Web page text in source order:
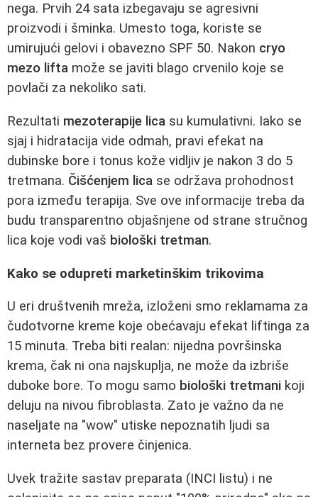
nega. Prvih 24 sata izbegavaju se agresivni
proizvodi i šminka. Umesto toga, koriste se
umirujući gelovi i obavezno SPF 50. Nakon cryo
mezo lifta može se javiti blago crvenilo koje se
povlači za nekoliko sati.
Rezultati mezoterapije lica su kumulativni. Iako se
sjaj i hidratacija vide odmah, pravi efekat na
dubinske bore i tonus kože vidljiv je nakon 3 do 5
tretmana. Čišćenjem lica se održava prohodnost
pora između terapija. Sve ove informacije treba da
budu transparentno objašnjene od strane stručnog
lica koje vodi vaš biološki tretman.
Kako se odupreti marketinškim trikovima
U eri društvenih mreža, izloženi smo reklamama za
čudotvorne kreme koje obećavaju efekat liftinga za
15 minuta. Treba biti realan: nijedna površinska
krema, čak ni ona najskuplja, ne može da izbriše
duboke bore. To mogu samo biološki tretmani koji
deluju na nivou fibroblasta. Zato je važno da ne
naseljate na "wow" utiske nepoznatih ljudi sa
interneta bez provere činjenica.
Uvek tražite sastav preparata (INCI listu) i ne